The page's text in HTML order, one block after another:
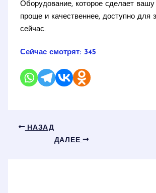
Оборудование, которое сделает вашу
проще и качественнее, доступно для
сейчас.
Сейчас смотрят: 345
НАЗАД
ДАЛЕЕ